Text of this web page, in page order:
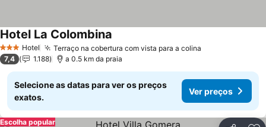
3 EstrelasHotel Terraço na cobertura com vista para a colina
Hotel La Colombina
7,4 1.188 a 0.5 km da praia
Selecione as datas para ver os preços
exatos.
Ver preços
Escolha popular